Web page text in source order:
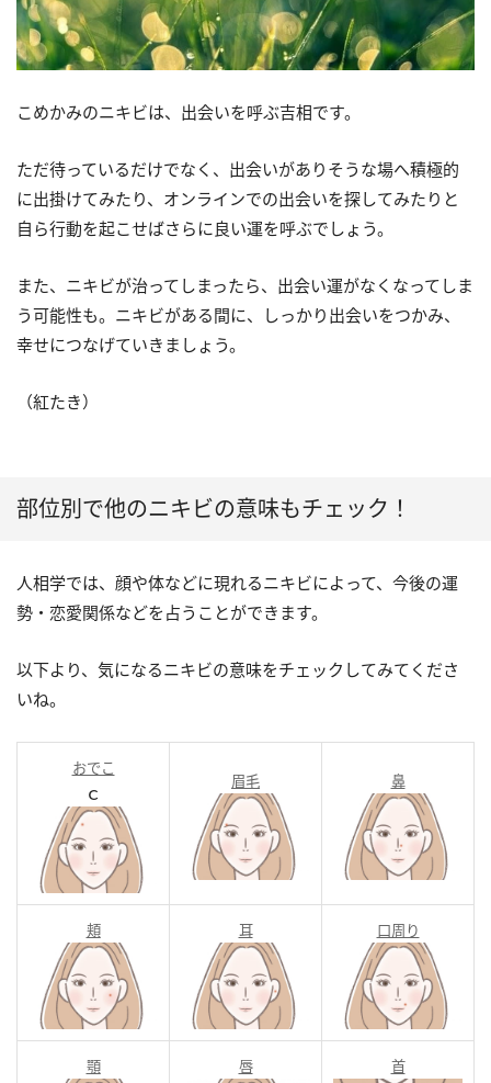
こめかみのニキビは、出会いを呼ぶ吉相です。
ただ待っているだけでなく、出会いがありそうな場へ積極的
に出掛けてみたり、オンラインでの出会いを探してみたりと
自ら行動を起こせばさらに良い運を呼ぶでしょう。
また、ニキビが治ってしまったら、出会い運がなくなってしま
う可能性も。ニキビがある間に、しっかり出会いをつかみ、
幸せにつなげていきましょう。
（紅たき）
部位別で他のニキビの意味もチェック！
人相学では、顔や体などに現れるニキビによって、今後の運
勢・恋愛関係などを占うことができます。
以下より、気になるニキビの意味をチェックしてみてくださ
いね。
おでこ
ｃ 眉毛 鼻
頬 耳 口周り
顎 唇 首